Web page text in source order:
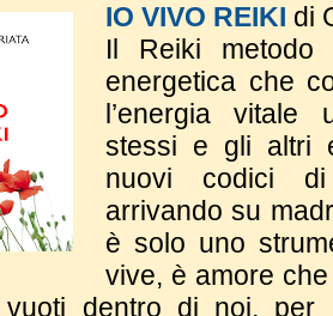
IO VIVO REIKI di
Il Reiki
energetica che
l’energia vitale
stessi e gli altri
nuovi codici
arrivando su
è solo uno
vive, è amore
dentro di noi, per